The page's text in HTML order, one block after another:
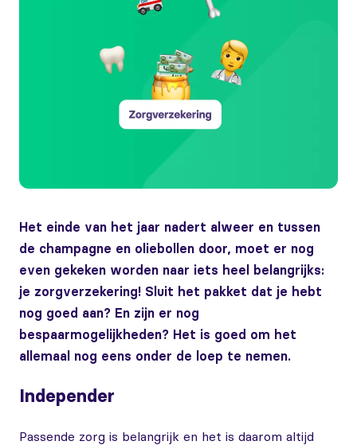
Het einde van het jaar nadert alweer en tussen
de champagne en oliebollen door, moet er nog
even gekeken worden naar iets heel belangrijks:
je zorgverzekering! Sluit het pakket dat je hebt
nog goed aan? En zijn er nog
bespaarmogelijkheden? Het is goed om het
allemaal nog eens onder de loep te nemen.
Independer
Passende zorg is belangrijk en het is daarom altijd